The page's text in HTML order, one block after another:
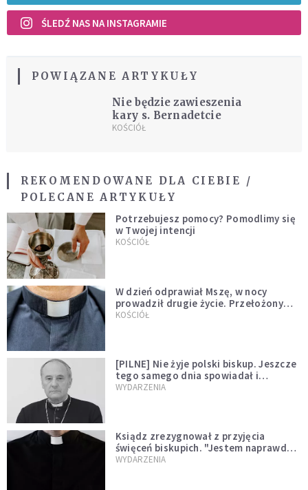
ŚLEDŹ NAS NA INSTAGRAMIE
POWIĄZANE ARTYKUŁY
Nie będzie zawieszenia
kary s. Bernadetcie
KOŚCIÓŁ
REKOMENDOWANE DLA CIEBIE /
POLECANE ARTYKUŁY
Potrzebujesz pomocy? Pomodlimy się
w Twojej intencji
KOŚCIÓŁ
W dzień odprawiał Mszę, w nocy
prowadził drugie życie. Przełożony
kazał mu opuścić zakon
KOŚCIÓŁ
[PILNE] Nie żyje polski biskup. Jeszcze
tego samego dnia spowiadał i
sprawował Mszę świętą
WYDARZENIA
Ksiądz zrezygnował z przyjęcia
święceń biskupich. "Jestem naprawdę
niegodny"
WYDARZENIA